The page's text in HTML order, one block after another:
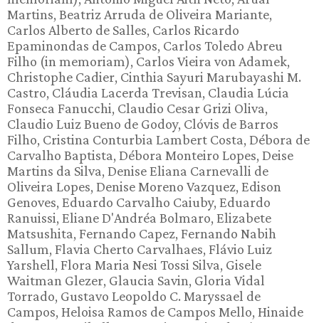
Martins, Beatriz Arruda de Oliveira Mariante,
Carlos Alberto de Salles, Carlos Ricardo
Epaminondas de Campos, Carlos Toledo Abreu
Filho (in memoriam), Carlos Vieira von Adamek,
Christophe Cadier, Cinthia Sayuri Marubayashi M.
Castro, Cláudia Lacerda Trevisan, Claudia Lúcia
Fonseca Fanucchi, Claudio Cesar Grizi Oliva,
Claudio Luiz Bueno de Godoy, Clóvis de Barros
Filho, Cristina Conturbia Lambert Costa, Débora de
Carvalho Baptista, Débora Monteiro Lopes, Deise
Martins da Silva, Denise Eliana Carnevalli de
Oliveira Lopes, Denise Moreno Vazquez, Edison
Genoves, Eduardo Carvalho Caiuby, Eduardo
Ranuissi, Eliane D'Andréa Bolmaro, Elizabete
Matsushita, Fernando Capez, Fernando Nabih
Sallum, Flavia Cherto Carvalhaes, Flávio Luiz
Yarshell, Flora Maria Nesi Tossi Silva, Gisele
Waitman Glezer, Glaucia Savin, Gloria Vidal
Torrado, Gustavo Leopoldo C. Maryssael de
Campos, Heloisa Ramos de Campos Mello, Hinaide